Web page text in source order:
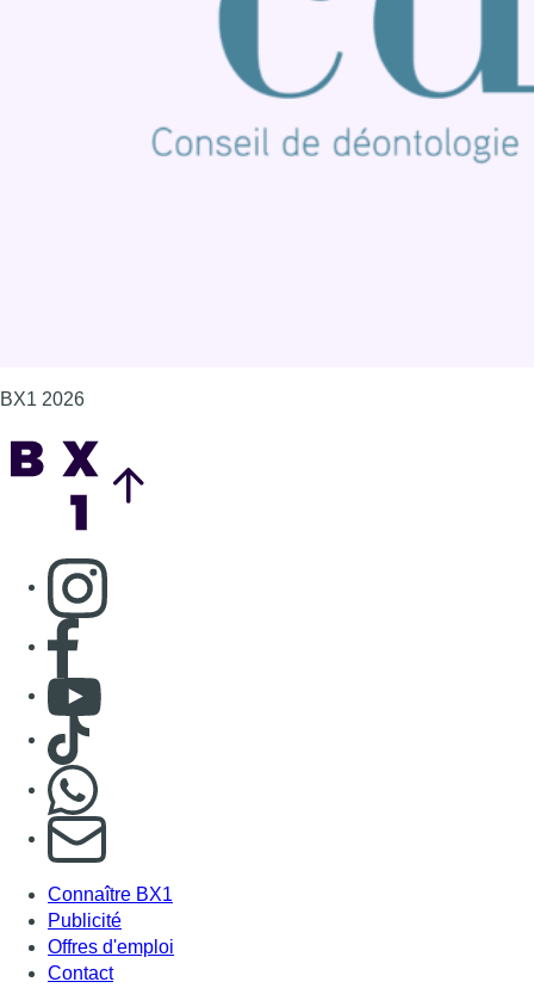
BX1 2026
Consulter page Instagram
Consulter page Facebook
Consulter Youtube
Consulter TikTok
S'abonner à notre newsletter
Connaître BX1
Publicité
Offres d'emploi
Contact